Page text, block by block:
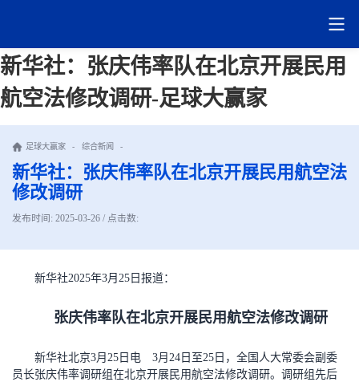
新华社：张庆伟率队在北京开展民用
航空法修改调研-足球大赢家
足球大赢家 - 综合新闻 -
新华社：张庆伟率队在北京开展民用航空法
修改调研
发布时间: 2025-03-26 / 点击数:
新华社2025年3月25日报道：
张庆伟率队在北京开展民用航空法修改调研
新华社北京3月25日电 3月24日至25日，全国人大常委会副委
员长张庆伟率调研组在北京开展民用航空法修改调研。调研组先后